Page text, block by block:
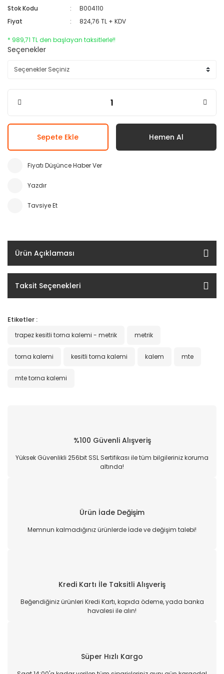
Stok Kodu
B004110
Fiyat
824,76 TL + KDV
* 989,71 TL den başlayan taksitlerle!!
Seçenekler
Sepete Ekle Hemen Al
Fiyatı Düşünce Haber Ver
Yazdır
Tavsiye Et
Ürün Açıklaması
Taksit Seçenekleri
Etiketler :
trapez kesitli torna kalemi - metrik metrik
torna kalemi kesitli torna kalemi kalem mte
mte torna kalemi
%100 Güvenli Alışveriş
Yüksek Güvenlikli 256bit SSL Sertifikası ile tüm bilgileriniz koruma
altında!
Ürün İade Değişim
Memnun kalmadığınız ürünlerde İade ve değişim talebi!
Kredi Kartı İle Taksitli Alışveriş
Beğendiğiniz ürünleri Kredi Kartı, kapıda ödeme, yada banka
havalesi ile alın!
Süper Hızlı Kargo